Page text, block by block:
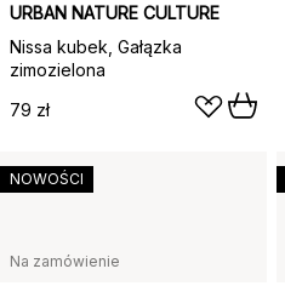
URBAN NATURE CULTURE
Nissa kubek, Gałązka
zimozielona
79 zł
Na zamówienie
NOWOŚCI